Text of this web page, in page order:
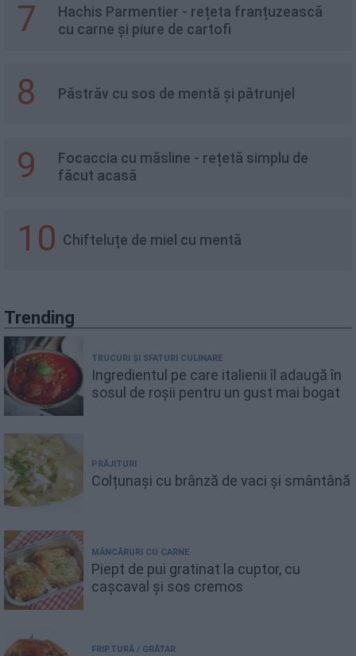
7
Hachis Parmentier - rețeta franțuzească
cu carne și piure de cartofi
8 Păstrăv cu sos de mentă și pătrunjel
9
Focaccia cu măsline - rețetă simplu de
făcut acasă
10 Chifteluțe de miel cu mentă
Trending
TRUCURI ȘI SFATURI CULINARE
Ingredientul pe care italienii îl adaugă în
sosul de roșii pentru un gust mai bogat
PRĂJITURI
Colțunași cu brânză de vaci și smântână
MÂNCĂRURI CU CARNE
Piept de pui gratinat la cuptor, cu
cașcaval și sos cremos
FRIPTURĂ / GRĂTAR